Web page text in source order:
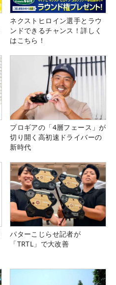
ネクストヒロイン選手とラウ
ンドできるチャンス！詳しく
はこちら！
プロギアの「4層フェース」が
切り開く高初速ドライバーの
新時代
パターこじらせ記者が
「TRTL」で大改善